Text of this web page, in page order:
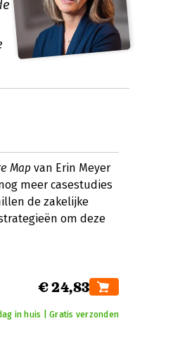
Map van Erin Meyer
meer casestudies
de zakelijke
om deze
€ 24,83
in huis | Gratis verzonden